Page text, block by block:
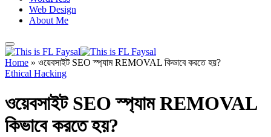
Web Design
About Me
Home » ওয়েবসাইট SEO স্প্যাম REMOVAL কিভাবে করতে হয়?
Ethical Hacking
ওয়েবসাইট SEO স্প্যাম REMOVAL
কিভাবে করতে হয়?